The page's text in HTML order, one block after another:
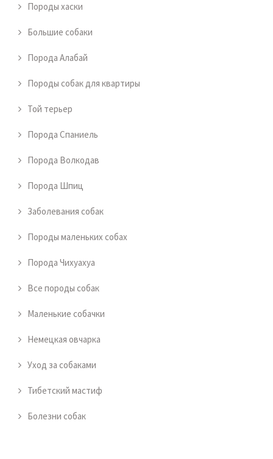
Породы хаски
Большие собаки
Порода Алабай
Породы собак для квартиры
Той терьер
Порода Спаниель
Порода Волкодав
Порода Шпиц
Заболевания собак
Породы маленьких собах
Порода Чихуахуа
Все породы собак
Маленькие собачки
Немецкая овчарка
Уход за собаками
Тибетский мастиф
Болезни собак